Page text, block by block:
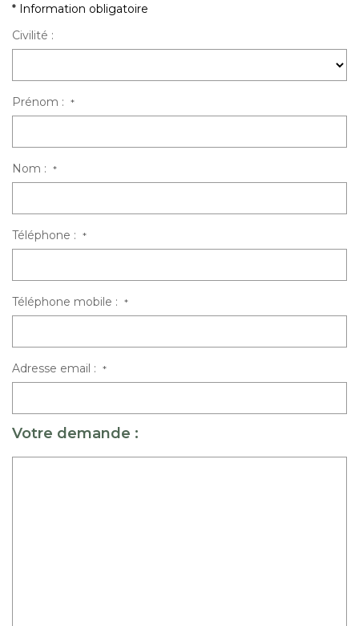
* Information obligatoire
Civilité :
Prénom : *
Nom : *
Téléphone : *
Téléphone mobile : *
Adresse email : *
Votre demande :